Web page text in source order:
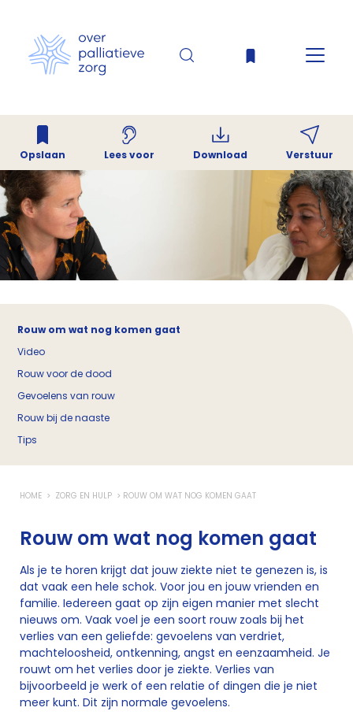
Rouw om wat nog komen gaat
Video
Rouw voor de dood
Gevoelens van rouw
Rouw bij de naaste
Tips
HOME ZORG EN HULP ROUW OM WAT NOG KOMEN GAAT
Rouw om wat nog komen gaat
Als je te horen krijgt dat jouw ziekte niet te genezen is, is
dat vaak een hele schok. Voor jou en jouw vrienden en
familie. Iedereen gaat op zijn eigen manier met slecht
nieuws om. Vaak voel je een soort rouw zoals bij het
verlies van een geliefde: gevoelens van verdriet,
machteloosheid, ontkenning, angst en eenzaamheid. Je
rouwt om het verlies door je ziekte. Verlies van
bijvoorbeeld je werk of een relatie of dingen die je niet
meer kunt. Dit zijn normale gevoelens.
Opslaan Lees voor Download Verstuur